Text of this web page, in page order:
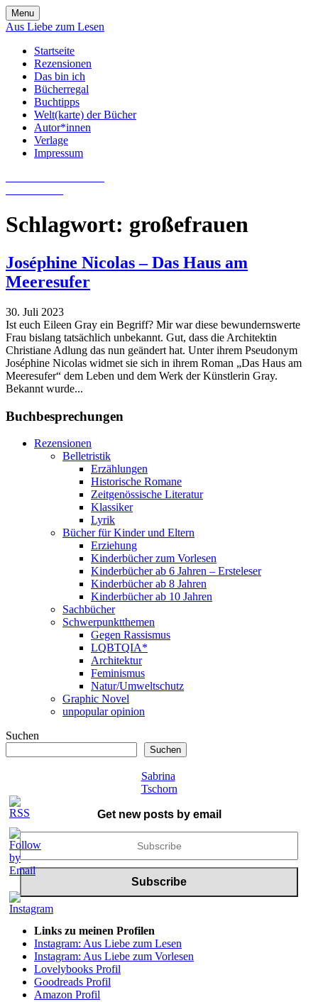
Skip
to
Menu
Aus Liebe zum Lesen
Startseite
Rezensionen
Das bin ich
Bücherregal
Buchtipps
Welt(karte) der Bücher
Autor*innen
Verlage
Impressum
Schlagwort: großefrauen
Joséphine Nicolas – Das Haus am
Meeresufer
30. Juli 2023
Ist euch Eileen Gray ein Begriff? Mir war diese bewundernswerte
Frau bislang tatsächlich unbekannt. Gut, dass die Architektin
Christiane Adlung das nun geändert hat. Unter ihrem Pseudonym
Joséphine Nicolas widmet sie sich in ihrem Roman „Das Haus am
Meeresufer“ dem Leben und dem Werk der Künstlerin Gray.
Bekannt wurde...
Buchbesprechungen
Rezensionen
Belletristik
Erzählungen
Historische Romane
Zeitgenössische Literatur
Klassiker
Lyrik
Bücher für Kinder und Eltern
Erziehung
Kinderbücher zum Vorlesen
Kinderbücher ab 6 Jahren – Ersteleser
Kinderbücher ab 8 Jahren
Kinderbücher ab 10 Jahren
Sachbücher
Schwerpunktthemen
Gegen Rassismus
LQBTQIA*
Architektur
Feminismus
Natur/Umweltschutz
Graphic Novel
unpopular opinion
Suchen
Suchen
Sabrina
Tschorn
Get new posts by email
Links zu meinen Profilen
Instagram: Aus Liebe zum Lesen
Instagram: Aus Liebe zum Vorlesen
Lovelybooks Profil
Goodreads Profil
Amazon Profil